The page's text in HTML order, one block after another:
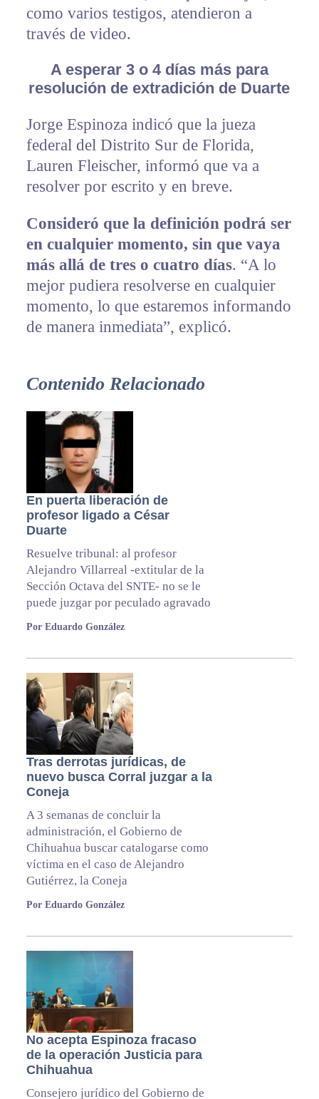
como varios testigos, atendieron a
través de video.
A esperar 3 o 4 días más para
resolución de extradición de Duarte
Jorge Espinoza indicó que la jueza
federal del Distrito Sur de Florida,
Lauren Fleischer, informó que va a
resolver por escrito y en breve.
Consideró que la definición podrá ser
en cualquier momento, sin que vaya
más allá de tres o cuatro días. “A lo
mejor pudiera resolverse en cualquier
momento, lo que estaremos informando
de manera inmediata”, explicó.
Contenido Relacionado
En puerta liberación de
profesor ligado a César
Duarte
Resuelve tribunal: al profesor
Alejandro Villarreal -extitular de la
Sección Octava del SNTE- no se le
puede juzgar por peculado agravado
Por Eduardo González
Tras derrotas jurídicas, de
nuevo busca Corral juzgar a la
Coneja
A 3 semanas de concluir la
administración, el Gobierno de
Chihuahua buscar catalogarse como
víctima en el caso de Alejandro
Gutiérrez, la Coneja
Por Eduardo González
No acepta Espinoza fracaso
de la operación Justicia para
Chihuahua
Consejero jurídico del Gobierno de